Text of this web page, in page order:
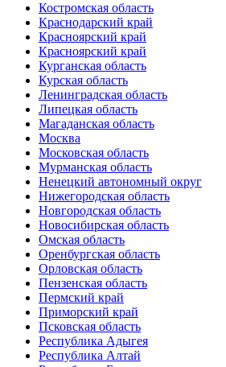
Костромская область
Краснодарский край
Красноярский край
Красноярский край
Курганская область
Курская область
Ленинградская область
Липецкая область
Магаданская область
Москва
Московская область
Мурманская область
Ненецкий автономный округ
Нижегородская область
Новгородская область
Новосибирская область
Омская область
Оренбургская область
Орловская область
Пензенская область
Пермский край
Приморский край
Псковская область
Республика Адыгея
Республика Алтай